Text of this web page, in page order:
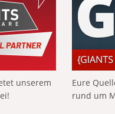
unserem
Eure
rund um